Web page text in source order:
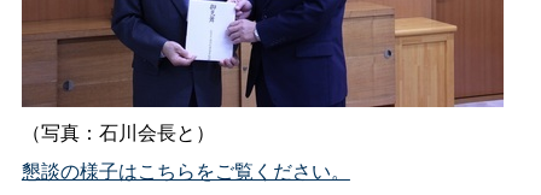
（写真：石川会長と）
懇談の様子はこちらをご覧ください。